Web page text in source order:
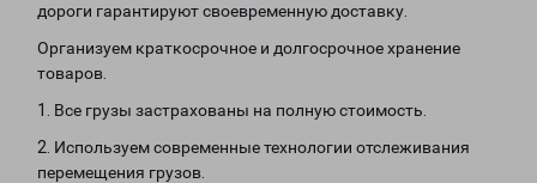
дороги гарантируют своевременную доставку.
Организуем краткосрочное и долгосрочное хранение
товаров.
1. Все грузы застрахованы на полную стоимость.
2. Используем современные технологии отслеживания
перемещения грузов.